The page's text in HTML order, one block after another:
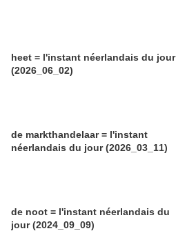
heet = l'instant néerlandais du jour
(2026_06_02)
de markthandelaar = l'instant
néerlandais du jour (2026_03_11)
de noot = l'instant néerlandais du
jour (2024_09_09)